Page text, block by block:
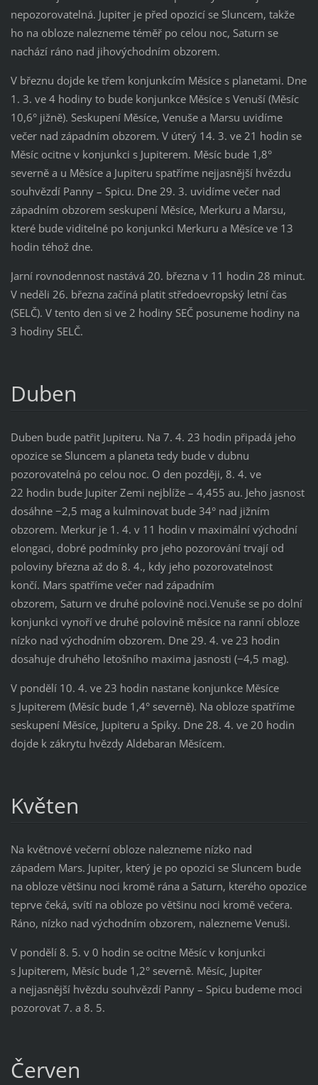
nepozorovatelná. Jupiter je před opozicí se Sluncem, takže
ho na obloze nalezneme téměř po celou noc, Saturn se
nachází ráno nad jihovýchodním obzorem.
V březnu dojde ke třem konjunkcím Měsíce s planetami. Dne
1. 3. ve 4 hodiny to bude konjunkce Měsíce s Venuší (Měsíc
10,6° jižně). Seskupení Měsíce, Venuše a Marsu uvidíme
večer nad západním obzorem. V úterý 14. 3. ve 21 hodin se
Měsíc ocitne v konjunkci s Jupiterem. Měsíc bude 1,8°
severně a u Měsíce a Jupiteru spatříme nejjasnější hvězdu
souhvězdí Panny – Spicu. Dne 29. 3. uvidíme večer nad
západním obzorem seskupení Měsíce, Merkuru a Marsu,
které bude viditelné po konjunkci Merkuru a Měsíce ve 13
hodin téhož dne.
Jarní rovnodennost nastává 20. března v 11 hodin 28 minut.
V neděli 26. března začíná platit středoevropský letní čas
(SELČ). V tento den si ve 2 hodiny SEČ posuneme hodiny na
3 hodiny SELČ.
Duben
Duben bude patřit Jupiteru. Na 7. 4. 23 hodin připadá jeho
opozice se Sluncem a planeta tedy bude v dubnu
pozorovatelná po celou noc. O den později, 8. 4. ve
22 hodin bude Jupiter Zemi nejblíže – 4,455 au. Jeho jasnost
dosáhne −2,5 mag a kulminovat bude 34° nad jižním
obzorem. Merkur je 1. 4. v 11 hodin v maximální východní
elongaci, dobré podmínky pro jeho pozorování trvají od
poloviny března až do 8. 4., kdy jeho pozorovatelnost
končí. Mars spatříme večer nad západním
obzorem, Saturn ve druhé polovině noci.Venuše se po dolní
konjunkci vynoří ve druhé polovině měsíce na ranní obloze
nízko nad východním obzorem. Dne 29. 4. ve 23 hodin
dosahuje druhého letošního maxima jasnosti (−4,5 mag).
V pondělí 10. 4. ve 23 hodin nastane konjunkce Měsíce
s Jupiterem (Měsíc bude 1,4° severně). Na obloze spatříme
seskupení Měsíce, Jupiteru a Spiky. Dne 28. 4. ve 20 hodin
dojde k zákrytu hvězdy Aldebaran Měsícem.
Květen
Na květnové večerní obloze nalezneme nízko nad
západem Mars. Jupiter, který je po opozici se Sluncem bude
na obloze většinu noci kromě rána a Saturn, kterého opozice
teprve čeká, svítí na obloze po většinu noci kromě večera.
Ráno, nízko nad východním obzorem, nalezneme Venuši.
V pondělí 8. 5. v 0 hodin se ocitne Měsíc v konjunkci
s Jupiterem, Měsíc bude 1,2° severně. Měsíc, Jupiter
a nejjasnější hvězdu souhvězdí Panny – Spicu budeme moci
pozorovat 7. a 8. 5.
Červen